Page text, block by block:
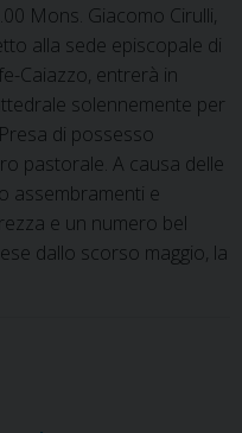
Mons. Giacomo Cirulli,
alla sede episcopale di
Caiazzo, entrerà in
solennemente per
di possesso
pastorale. A causa delle
assembramenti e
e un numero bel
dallo scorso maggio, la